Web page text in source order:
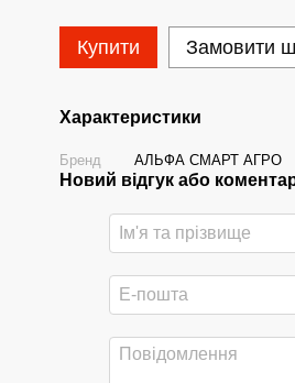
Купити Замовити
Характеристики
Бренд АЛЬФА СМАРТ АГРО
Новий відгук або